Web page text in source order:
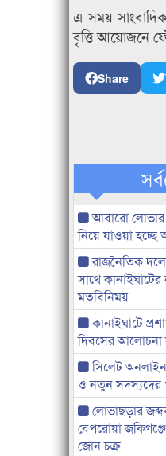
এ সময় সাংবাদিক
বৃত্তি আয়োজনে
Share
আবারো লোভার
নিয়ে যাওয়া হচ্ছে
রাজনৈতিক
সাথে
মতবিনিময়
কানাইঘাটে
দিবসের আলোচনা
সিলেট অনলাইন
ও নতুন সদস্যদের
লোভাছড়ার
বেপরোয়া
জোন চক্র